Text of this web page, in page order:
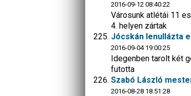
2016-09-12 08:40:22
Városunk atlétái 11
4. helyen zártak
Jócskán lenullázta
2016-09-04 19:00:25
Idegenben tarolt két
futotta
Szabó László
2016-08-28 18:51:28